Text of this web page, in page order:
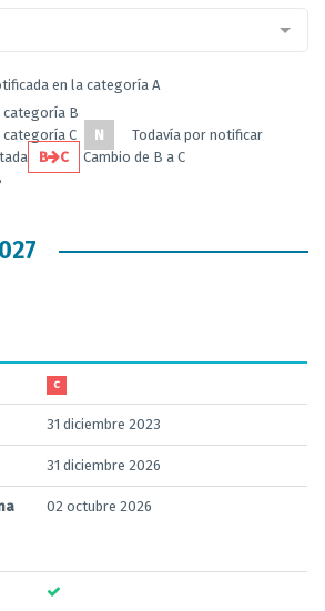
en la categoría A
categoría B
C N
Todavía por notificar
B C
Cambio de B a C
C
31 diciembre 2023
31 diciembre 2026
02 octubre 2026